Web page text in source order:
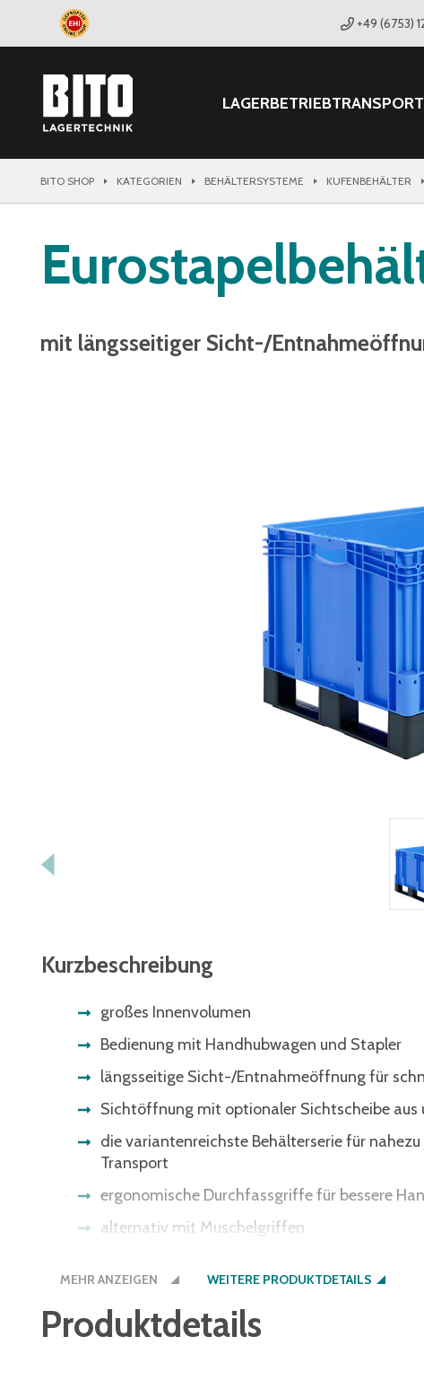
+49 (6753)
LAGERBETRIEBTRANSPORT
BITO SHOP KATEGORIEN BEHÄLTERSYSTEME KUFENBEHÄLTER
mit längsseitiger Sicht-/
Kurzbeschreibung
großes Innenvolumen
Bedienung mit Handhubwagen und Stapler
längsseitige Sicht-/Entnahmeöffnung für
Sichtöffnung mit optionaler Sichtscheibe
die variantenreichste Behälterserie für
Transport
ergonomische Durchfassgriffe für bessere
alternativ mit Muschelgriffen
bieten wir Ihnen den Boden auch in der
MEHR ANZEIGEN WEITERE PRODUKTDETAILS
Produktdetails